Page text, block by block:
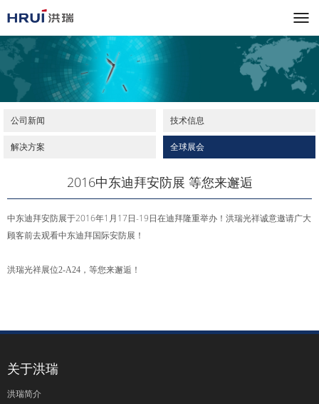
公司新闻 技术信息
解决方案 全球展会
2016中东迪拜安防展 等您来邂逅
中东迪拜安防展于2016年1月17日-19日在迪拜隆重举办！ 洪瑞光祥诚意邀请广大
顾客前去观看中东迪拜国际安防展！
洪瑞光祥展位2-A24，等您来邂逅！
关于洪瑞
洪瑞简介